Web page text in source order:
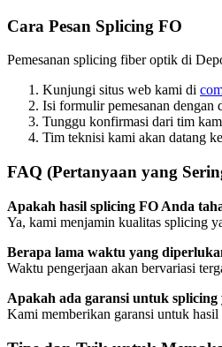
Cara Pesan Splicing FO
Pemesanan splicing fiber optik di
Kunjungi situs web kami di
Isi formulir pemesanan dengan
Tunggu konfirmasi dari tim
Tim teknisi kami akan datang
FAQ (Pertanyaan yang
Apakah hasil splicing FO Anda
Ya, kami menjamin kualitas splicing
Berapa lama waktu yang
Waktu pengerjaan akan bervariasi
Apakah ada garansi untuk
Kami memberikan garansi untuk